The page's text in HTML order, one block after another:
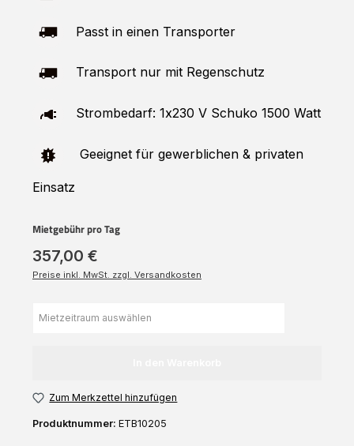
Passt in einen Transporter
Transport nur mit Regenschutz
Strombedarf: 1x230 V Schuko 1500 Watt
Geeignet für gewerblichen & privaten
Einsatz
Mietgebühr pro Tag
357,00 €
Preise inkl. MwSt. zzgl. Versandkosten
Zum Merkzettel hinzufügen
Produktnummer: ETB10205